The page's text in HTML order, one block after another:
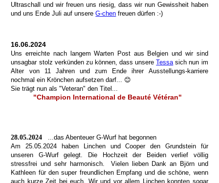
Ultraschall und wir freuen uns riesig, dass wir nun Gewissheit haben
und uns Ende Juli auf unsereG-chen freuen dürfen :-)
16.06.2024
Uns erreichte nach langem Warten Post aus Belgien und wir sind
unsagbar stolz verkünden zu können, dass unsereTessa sich nun im
Alter von 11 Jahren und zum Ende ihrer Ausstellungs-karriere
nochmal ein Krönchen aufsetzen darf... 😊
Sie trägt nun als "Veteran" den Titel...
"Champion International de Beauté Vétéran"
28.05.2024
...das Abenteuer G-Wurf hat begonnen
Am 25.05.2024 haben Linchen und Cooper den Grundstein für
unseren G-Wurf gelegt. Die Hochzeit der Beiden verlief völlig
stressfrei und sehr harmonisch. Vielen lieben Dank an Björn und
Kathleen für den super freundlichen Empfang und die schöne, wenn
auch kurze Zeit bei euch. Wir und vor allem Linchen konnten sogar